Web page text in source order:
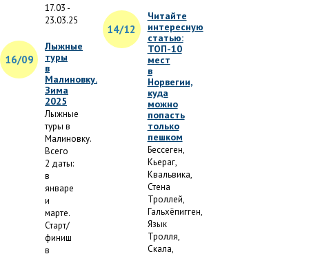
17.03 -
23.03.25
16/09
Лыжные
туры
в
Малиновку.
Зима
2025
Лыжные
туры в
Малиновку.
Всего
2 даты:
в
январе
и
марте.
Старт/
финиш
в
14/12
Читайте
интересную
статью:
ТОП-10
мест
в
Норвегии,
куда
можно
попасть
только
пешком
Бессеген,
Кьераг,
Квальвика,
Стена
Троллей,
Гальхёпигген,
Язык
Тролля,
Скала,